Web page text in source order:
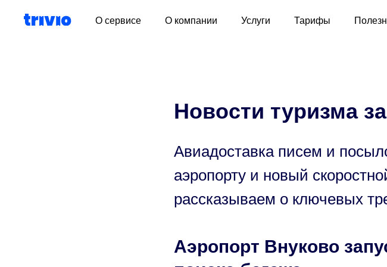
О сервисе О компании Услуги Тарифы
Новости туризма
Авиадоставка писем и
аэропорту и новый
рассказываем о ключевых
Аэропорт Внуково